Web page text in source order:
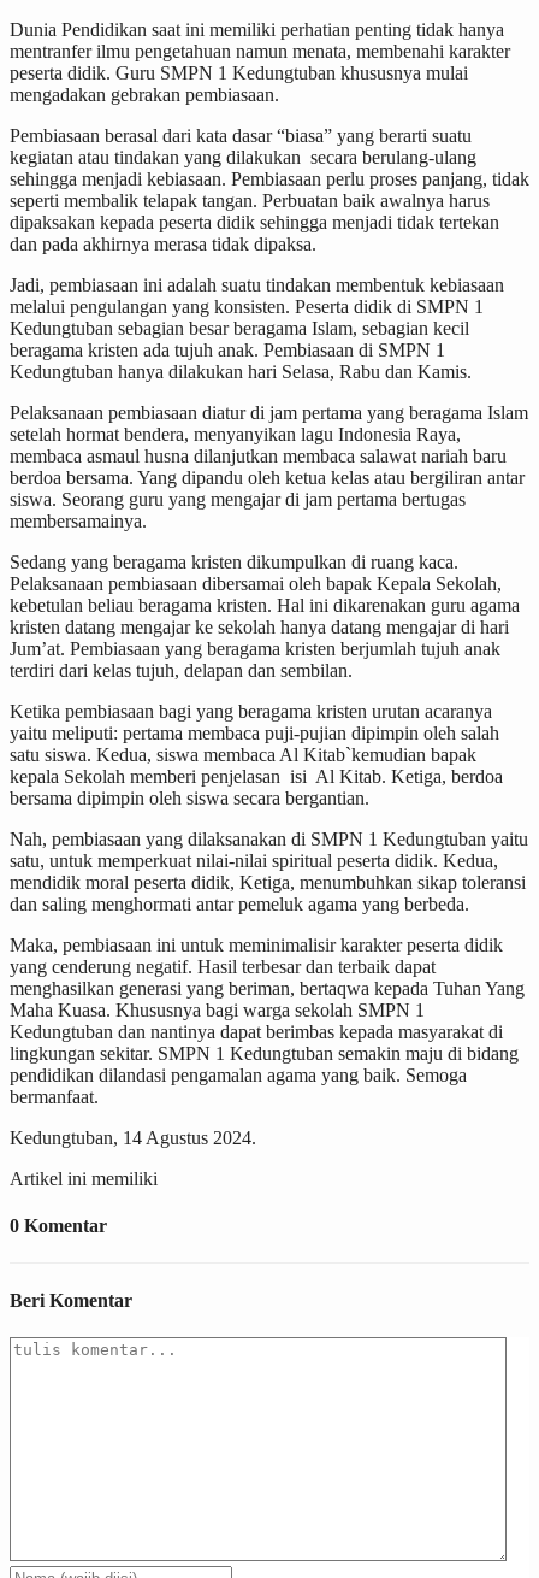
Dunia Pendidikan saat ini memiliki perhatian penting tidak hanya
mentranfer ilmu pengetahuan namun menata, membenahi karakter
peserta didik. Guru SMPN 1 Kedungtuban khususnya mulai
mengadakan gebrakan pembiasaan.
Pembiasaan berasal dari kata dasar “biasa” yang berarti suatu
kegiatan atau tindakan yang dilakukan secara berulang-ulang
sehingga menjadi kebiasaan. Pembiasaan perlu proses panjang, tidak
seperti membalik telapak tangan. Perbuatan baik awalnya harus
dipaksakan kepada peserta didik sehingga menjadi tidak tertekan
dan pada akhirnya merasa tidak dipaksa.
Jadi, pembiasaan ini adalah suatu tindakan membentuk kebiasaan
melalui pengulangan yang konsisten. Peserta didik di SMPN 1
Kedungtuban sebagian besar beragama Islam, sebagian kecil
beragama kristen ada tujuh anak. Pembiasaan di SMPN 1
Kedungtuban hanya dilakukan hari Selasa, Rabu dan Kamis.
Pelaksanaan pembiasaan diatur di jam pertama yang beragama Islam
setelah hormat bendera, menyanyikan lagu Indonesia Raya,
membaca asmaul husna dilanjutkan membaca salawat nariah baru
berdoa bersama. Yang dipandu oleh ketua kelas atau bergiliran antar
siswa. Seorang guru yang mengajar di jam pertama bertugas
membersamainya.
Sedang yang beragama kristen dikumpulkan di ruang kaca.
Pelaksanaan pembiasaan dibersamai oleh bapak Kepala Sekolah,
kebetulan beliau beragama kristen. Hal ini dikarenakan guru agama
kristen datang mengajar ke sekolah hanya datang mengajar di hari
Jum’at. Pembiasaan yang beragama kristen berjumlah tujuh anak
terdiri dari kelas tujuh, delapan dan sembilan.
Ketika pembiasaan bagi yang beragama kristen urutan acaranya
yaitu meliputi: pertama membaca puji-pujian dipimpin oleh salah
satu siswa. Kedua, siswa membaca Al Kitab`kemudian bapak
kepala Sekolah memberi penjelasan isi Al Kitab. Ketiga, berdoa
bersama dipimpin oleh siswa secara bergantian.
Nah, pembiasaan yang dilaksanakan di SMPN 1 Kedungtuban yaitu
satu, untuk memperkuat nilai-nilai spiritual peserta didik. Kedua,
mendidik moral peserta didik, Ketiga, menumbuhkan sikap toleransi
dan saling menghormati antar pemeluk agama yang berbeda.
Maka, pembiasaan ini untuk meminimalisir karakter peserta didik
yang cenderung negatif. Hasil terbesar dan terbaik dapat
menghasilkan generasi yang beriman, bertaqwa kepada Tuhan Yang
Maha Kuasa. Khususnya bagi warga sekolah SMPN 1
Kedungtuban dan nantinya dapat berimbas kepada masyarakat di
lingkungan sekitar. SMPN 1 Kedungtuban semakin maju di bidang
pendidikan dilandasi pengamalan agama yang baik. Semoga
bermanfaat.
Kedungtuban, 14 Agustus 2024.
Artikel ini memiliki
0 Komentar
Beri Komentar